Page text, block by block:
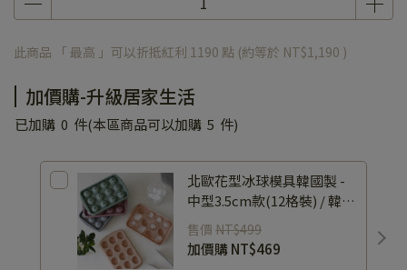
此商品 「 最高 」可以折抵紅利 1190 點 (約等於 NT$1,190 )
加價購-升級居家生活
已加購 0 件(本區商品可以加購 5 件)
北歐花型冰球模具韓國製 -
中型3.5cm款(12格裝) / 韓製
矽膠製冰盒 / 日常飲品首選
售價 NT$499
加價購NT$469